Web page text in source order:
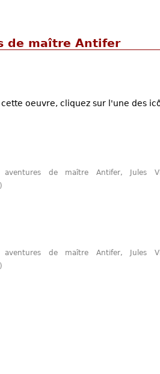
de maître Antifer
oeuvre, cliquez sur l'une des
aventures de maître Antifer, Jules
aventures de maître Antifer, Jules